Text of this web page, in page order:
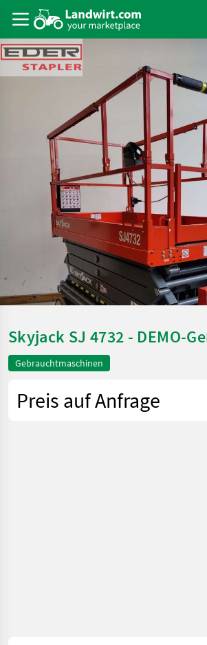
Skyjack SJ 4732 - DEMO-
Gebrauchtmaschinen
Preis auf Anfrage